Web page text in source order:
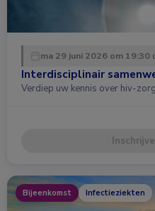
ma 29 juni 2026 om 19:30
Interdisciplinair
Verdiep uw kennis over hiv-
Bijeenkomst Infectieziekten